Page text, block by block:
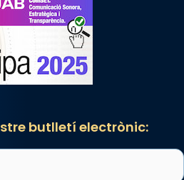
butlletí electrònic: